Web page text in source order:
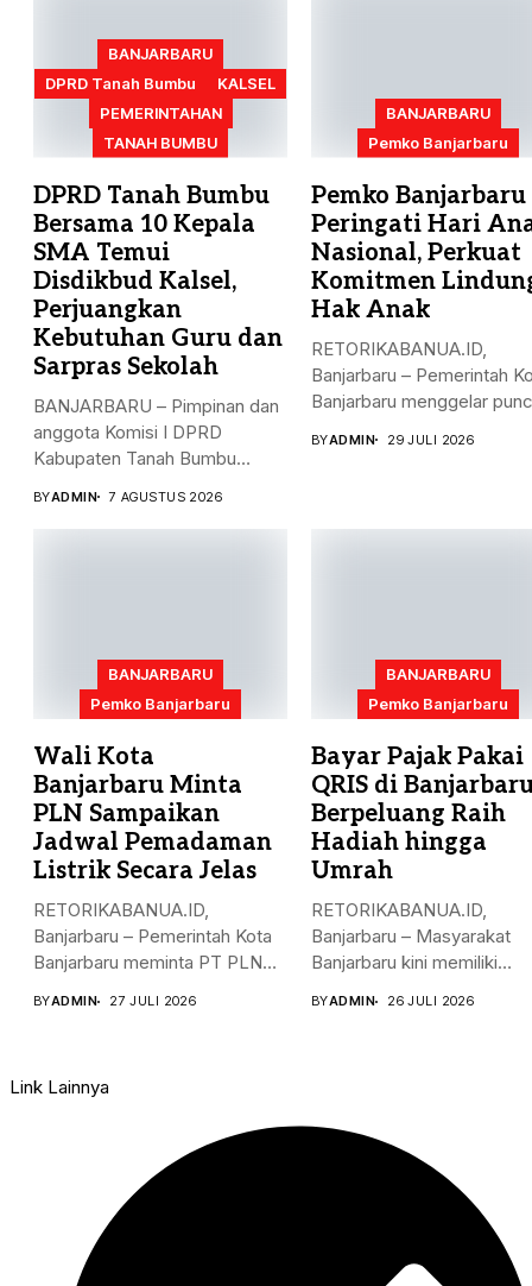
BANJARBARU
DPRD Tanah Bumbu
KALSEL
PEMERINTAHAN
TANAH BUMBU
DPRD Tanah Bumbu
Bersama 10 Kepala
SMA Temui
Disdikbud Kalsel,
Perjuangkan
Kebutuhan Guru dan
Sarpras Sekolah
BANJARBARU – Pimpinan dan
anggota Komisi I DPRD
Kabupaten Tanah Bumbu
BYADMIN 7 AGUSTUS 2026
BANJARBARU
Pemko Banjarbaru
Pemko Banjarbaru
Peringati Hari
Nasional, Perkuat
Komitmen
Hak Anak
RETORIKABANUA.ID,
Banjarbaru – Pemerintah
Banjarbaru menggelar
BYADMIN 29 JULI 2026
BANJARBARU
Pemko Banjarbaru
Wali Kota
Banjarbaru Minta
PLN Sampaikan
Jadwal Pemadaman
Listrik Secara Jelas
RETORIKABANUA.ID,
Banjarbaru – Pemerintah Kota
Banjarbaru meminta PT PLN
BYADMIN 27 JULI 2026
BANJARBARU
Pemko Banjarbaru
Bayar Pajak Pakai
QRIS di
Berpeluang Raih
Hadiah hingga
Umrah
RETORIKABANUA.ID,
Banjarbaru – Masyarakat
Banjarbaru kini memiliki
BYADMIN 26 JULI 2026
Link Lainnya